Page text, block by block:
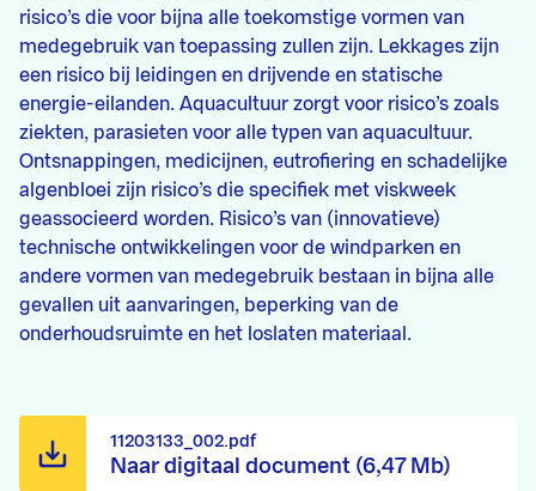
risico’s die voor bijna alle toekomstige vormen van
medegebruik van toepassing zullen zijn. Lekkages zijn
een risico bij leidingen en drijvende en statische
energie-eilanden. Aquacultuur zorgt voor risico’s zoals
ziekten, parasieten voor alle typen van aquacultuur.
Ontsnappingen, medicijnen, eutrofiering en schadelijke
algenbloei zijn risico’s die specifiek met viskweek
geassocieerd worden. Risico’s van (innovatieve)
technische ontwikkelingen voor de windparken en
andere vormen van medegebruik bestaan in bijna alle
gevallen uit aanvaringen, beperking van de
onderhoudsruimte en het loslaten materiaal.
Naar digitaal document (6,47 Mb)
11203133_002.pdf